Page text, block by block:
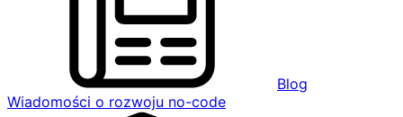
Blog
Wiadomości o rozwoju no-code